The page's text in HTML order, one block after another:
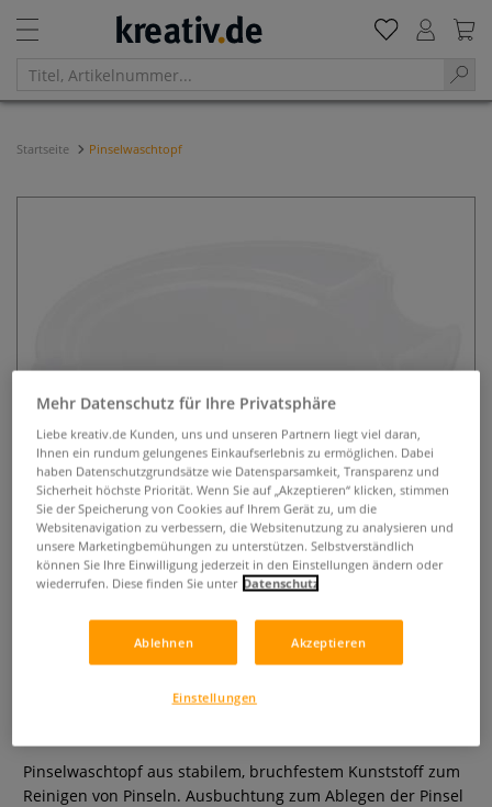
Startseite Pinselwaschtopf
Pinselwaschtopf
Pinselwaschtopf aus stabilem, bruchfestem Kunststoff zum
Reinigen von Pinseln. Ausbuchtung zum Ablegen der Pinsel
Mehr Datenschutz für Ihre Privatsphäre
Liebe kreativ.de Kunden, uns und unseren Partnern liegt viel daran,
Ihnen ein rundum gelungenes Einkaufserlebnis zu ermöglichen. Dabei
haben Datenschutzgrundsätze wie Datensparsamkeit, Transparenz und
Sicherheit höchste Priorität. Wenn Sie auf „Akzeptieren“ klicken, stimmen
Sie der Speicherung von Cookies auf Ihrem Gerät zu, um die
Websitenavigation zu verbessern, die Websitenutzung zu analysieren und
unsere Marketingbemühungen zu unterstützen. Selbstverständlich
können Sie Ihre Einwilligung jederzeit in den Einstellungen ändern oder
wiederrufen. Diese finden Sie unter Datenschutz
Ablehnen Akzeptieren
Einstellungen